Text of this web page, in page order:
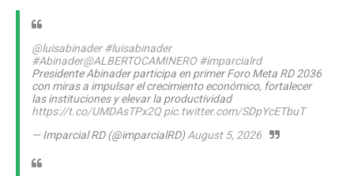
@luisabinader #luisabinader
#Abinader@ALBERTOCAMINERO #imparcialrd
Presidente Abinader participa en primer Foro Meta RD 2036
con miras a impulsar el crecimiento económico, fortalecer
las instituciones y elevar la productividad
https://t.co/UMDAsTPx2Q pic.twitter.com/SDpYcETbuT
— Imparcial RD (@imparcialRD)August 5, 2026